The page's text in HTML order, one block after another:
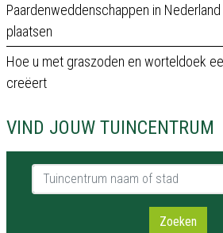
Paardenweddenschappen in
plaatsen
Hoe u met graszoden en worteldoek
creëert
VIND JOUW TUINCENTRUM
Tuincentrum naam of stad
Zoeken